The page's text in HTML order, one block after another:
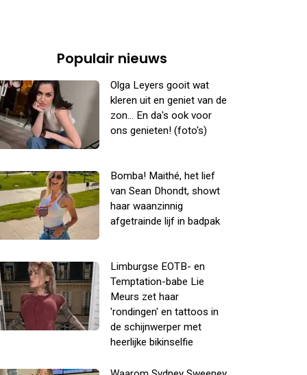
Populair nieuws
Olga Leyers gooit wat
kleren uit en geniet van de
zon... En da's ook voor
ons genieten! (foto's)
Bomba! Maithé, het lief
van Sean Dhondt, showt
haar waanzinnig
afgetrainde lijf in badpak
Limburgse EOTB- en
Temptation-babe Lie
Meurs zet haar
'rondingen' en tattoos in
de schijnwerper met
heerlijke bikinselfie